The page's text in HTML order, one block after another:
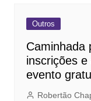
Outros
Caminhada
inscrições
evento
Robertão